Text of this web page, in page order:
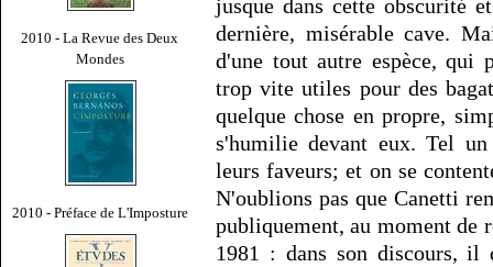
2010 - La Revue des Deux
Mondes
2010 - Préface de L'Imposture
jusque dans cette obscurité
dernière, misérable cave.
d'une tout autre espèce, qui
trop vite utiles pour des
quelque chose en propre,
s'humilie devant eux. Tel
leurs faveurs; et on se
N'oublions pas que Canetti
publiquement, au moment
1981 : dans son discours, il